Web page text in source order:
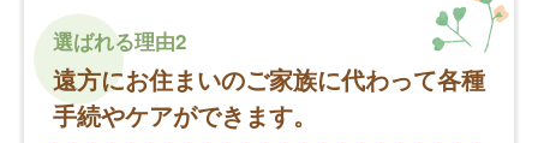
選ばれる理由2
遠方にお住まいのご家族に代わって各種
手続やケアができます。